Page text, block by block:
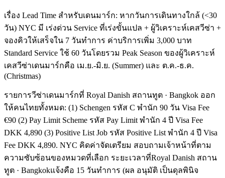
เรื่อง Lead Time สำหรับเดนมาร์ก: หากวันการเดินทางใกล้ (<30
วัน) NYC มี เร่งด่วน Service ที่เร่งขั้นแปล + ผู้วิเคราะห์เคสวีซ่า +
จองคิวให้เสร็จใน 7 วันทำการ ค่าบริการเพิ่ม 3,000 บาท
Standard Service ใช้ 60 วันโดยรวม Peak Season ของผู้วิเคราะห์
เคสวีซ่าเดนมาร์กคือ เม.ย.-มิ.ย. (Summer) และ ต.ค.-ธ.ค.
(Christmas)
รายการวีซ่าเดนมาร์กที่ Royal Danish สถานทูต · Bangkok ออก
ให้คนไทยทั้งหมด: (1) Schengen รหัส C พำนัก 90 วัน Visa Fee
€90 (2) Pay Limit Scheme รหัส Pay Limit พำนัก 4 ปี Visa Fee
DKK 4,890 (3) Positive List Job รหัส Positive List พำนัก 4 ปี Visa
Fee DKK 4,890. NYC คิดค่าจัดเตรียม สอบถามเจ้าหน้าที่ตาม
ความซับซ้อนของหมวดที่เลือก ระยะเวลาที่Royal Danish สถาน
ทูต · Bangkokแจ้งคือ 15 วันทำการ (ผล อนุมัติ เป็นดุลพินิจ